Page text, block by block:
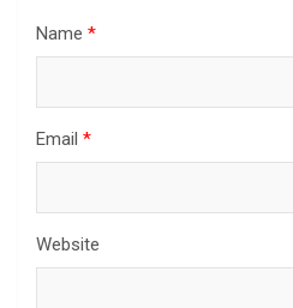
Name *
Email *
Website